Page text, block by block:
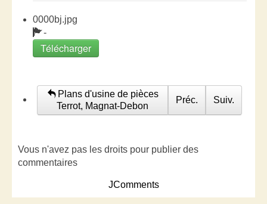
0000bj.jpg
-
Télécharger
Plans d'usine de pièces
Terrot, Magnat-Debon
Préc. Suiv.
Vous n'avez pas les droits pour publier des
commentaires
JComments